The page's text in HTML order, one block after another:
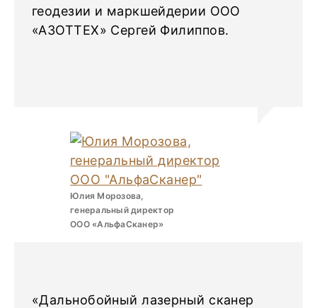
геодезии и маркшейдерии ООО
«АЗОТТЕХ» Сергей Филиппов.
Юлия Морозова,
генеральный директор
ООО «АльфаСканер»
«Дальнобойный лазерный сканер